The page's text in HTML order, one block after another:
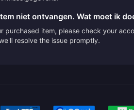
niet ontvangen. Wat moet ik
purchased item, please check your
resolve the issue promptly.